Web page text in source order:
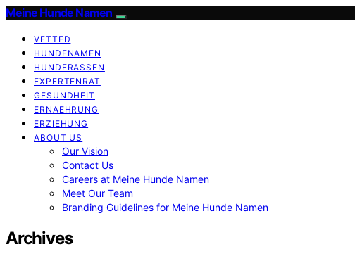
Meine Hunde Namen
VETTED
HUNDENAMEN
HUNDERASSEN
EXPERTENRAT
GESUNDHEIT
ERNAEHRUNG
ERZIEHUNG
ABOUT US
Our Vision
Contact Us
Careers at Meine Hunde Namen
Meet Our Team
Branding Guidelines for Meine Hunde Namen
Archives